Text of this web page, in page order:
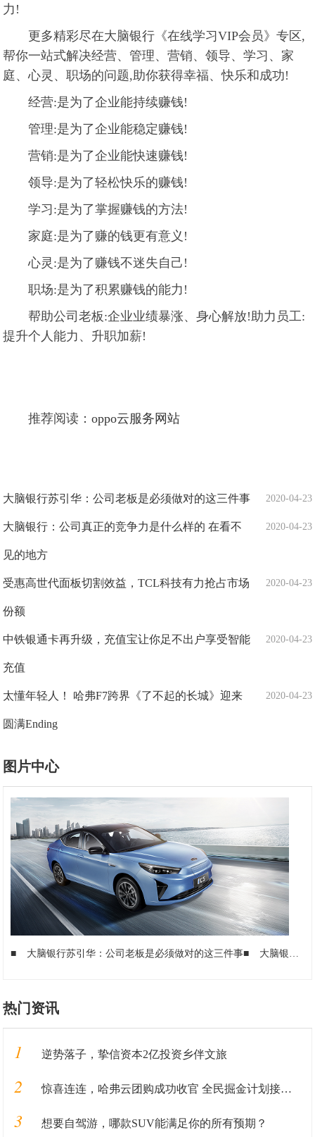
力!
更多精彩尽在大脑银行《在线学习VIP会员》专区,
帮你一站式解决经营、管理、营销、领导、学习、家
庭、心灵、职场的问题,助你获得幸福、快乐和成功!
经营:是为了企业能持续赚钱!
管理:是为了企业能稳定赚钱!
营销:是为了企业能快速赚钱!
领导:是为了轻松快乐的赚钱!
学习:是为了掌握赚钱的方法!
家庭:是为了赚的钱更有意义!
心灵:是为了赚钱不迷失自己!
职场:是为了积累赚钱的能力!
帮助公司老板:企业业绩暴涨、身心解放!助力员工:
提升个人能力、升职加薪!
推荐阅读：oppo云服务网站
2020-04-23
大脑银行苏引华：公司老板是必须做对的这三件事
2020-04-23
大脑银行：公司真正的竞争力是什么样的 在看不
见的地方
2020-04-23
受惠高世代面板切割效益，TCL科技有力抢占市场
份额
2020-04-23
中铁银通卡再升级，充值宝让你足不出户享受智能
充值
2020-04-23
太懂年轻人！ 哈弗F7跨界《了不起的长城》迎来
圆满Ending
图片中心
■ 大脑银行苏引华：公司老板是必须做对的这三件事■ 大脑银行：公司真正的竞争力是什么样的 在看不见的地方
热门资讯
1 逆势落子，挚信资本2亿投资乡伴文旅
2 惊喜连连，哈弗云团购成功收官 全民掘金计划接踵而至
3 想要自驾游，哪款SUV能满足你的所有预期？